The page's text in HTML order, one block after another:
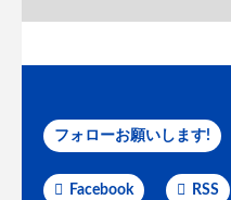
フォローお願いします!
Facebook RSS